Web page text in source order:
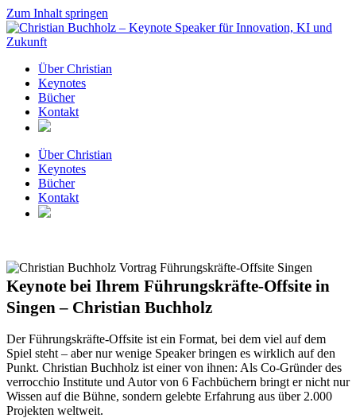
Zum Inhalt springen
Über Christian
Keynotes
Bücher
Kontakt
Über Christian
Keynotes
Bücher
Kontakt
Keynote bei Ihrem Führungskräfte-Offsite in
Singen – Christian Buchholz
Der Führungskräfte-Offsite ist ein Format, bei dem viel auf dem
Spiel steht – aber nur wenige Speaker bringen es wirklich auf den
Punkt. Christian Buchholz ist einer von ihnen: Als Co-Gründer des
verrocchio Institute und Autor von 6 Fachbüchern bringt er nicht nur
Wissen auf die Bühne, sondern gelebte Erfahrung aus über 2.000
Projekten weltweit.